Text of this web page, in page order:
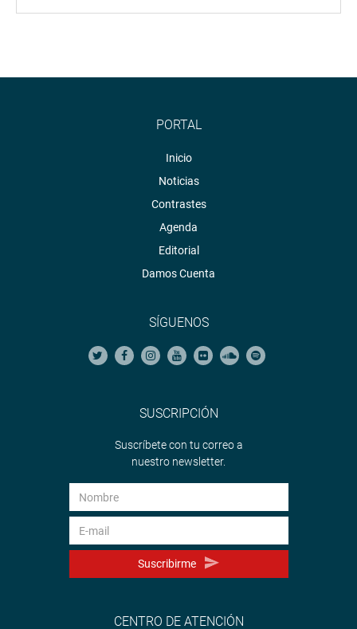
PORTAL
Inicio
Noticias
Contrastes
Agenda
Editorial
Damos Cuenta
SÍGUENOS
SUSCRIPCIÓN
Suscríbete con tu correo a
nuestro newsletter.
Suscribirme
CENTRO DE ATENCIÓN